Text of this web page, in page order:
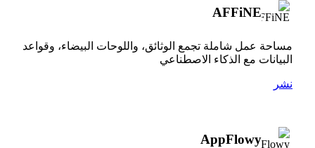
AFFiNE
مساحة عمل شاملة تجمع الوثائق، واللوحات البيضاء، وقواعد
البيانات مع الذكاء الاصطناعي
نشر
AppFlowy